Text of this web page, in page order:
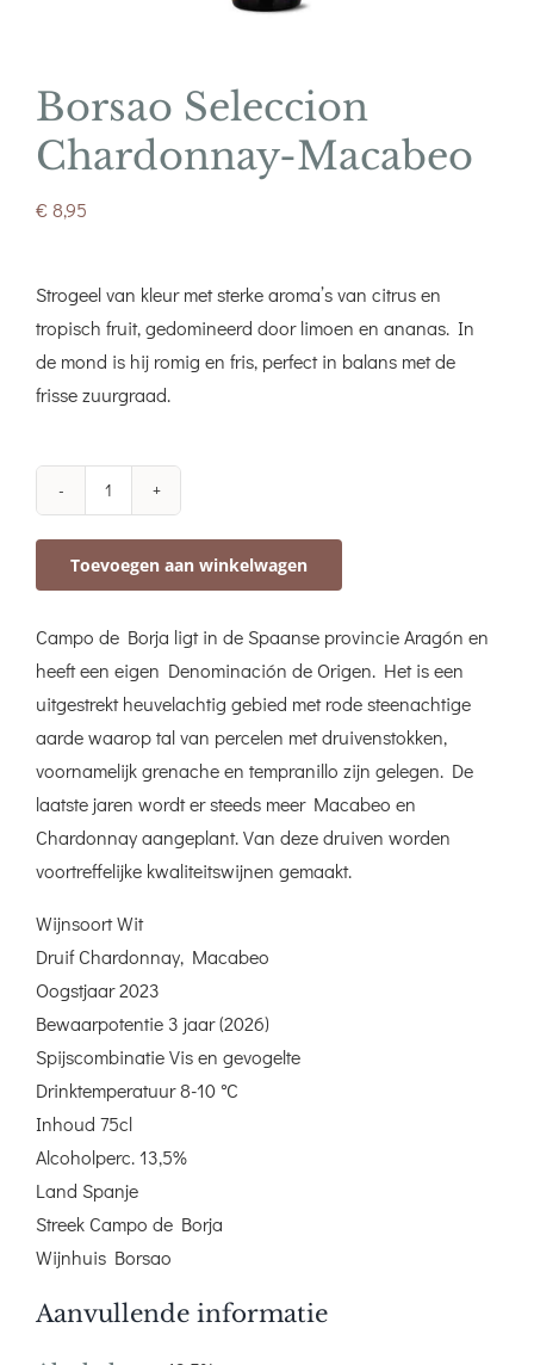
Borsao Seleccion
Chardonnay-Macabeo
€8,95
Strogeel van kleur met sterke aroma’s van citrus en
tropisch fruit, gedomineerd door limoen en ananas. In
de mond is hij romig en fris, perfect in balans met de
frisse zuurgraad.
Borsao
Seleccion
Chardonnay-
aantal
Toevoegen aan winkelwagen
Campo de Borja ligt in de Spaanse provincie Aragón en
heeft een eigen Denominación de Origen. Het is een
uitgestrekt heuvelachtig gebied met rode steenachtige
aarde waarop tal van percelen met druivenstokken,
voornamelijk grenache en tempranillo zijn gelegen. De
laatste jaren wordt er steeds meer Macabeo en
Chardonnay aangeplant. Van deze druiven worden
voortreffelijke kwaliteitswijnen gemaakt.
Wijnsoort Wit
Druif Chardonnay, Macabeo
Oogstjaar 2023
Bewaarpotentie 3 jaar (2026)
Spijscombinatie Vis en gevogelte
Drinktemperatuur 8-10 °C
Inhoud 75cl
Alcoholperc. 13,5%
Land Spanje
Streek Campo de Borja
Wijnhuis Borsao
Aanvullende informatie